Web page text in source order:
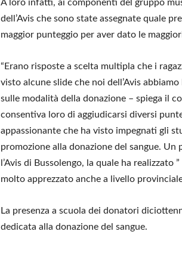
A loro infatti, ai componenti del gruppo
dell’Avis che sono state assegnate quale
maggior punteggio per aver dato le
“Erano risposte a scelta multipla che i
visto alcune slide che noi dell’Avis
sulle modalità della donazione – spiega il
consentiva loro di aggiudicarsi diversi
appassionante che ha visto impegnati gli
promozione alla donazione del sangue.
l’Avis di Bussolengo, la quale ha
molto apprezzato anche a livello
La presenza a scuola dei donatori
dedicata alla donazione del sangue.